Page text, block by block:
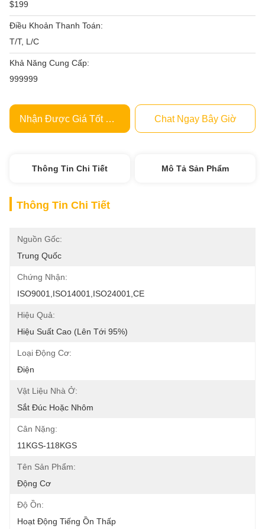
$199
Điều Khoản Thanh Toán:
T/T, L/C
Khả Năng Cung Cấp:
999999
Nhận Được Giá Tốt Nhất Chat Ngay Bây Giờ
Thông Tin Chi Tiết Mô Tả Sản Phẩm
Thông Tin Chi Tiết
Nguồn Gốc:
Trung Quốc
Chứng Nhận:
ISO9001,ISO14001,ISO24001,CE
Hiệu Quả:
Hiệu Suất Cao (lên Tới 95%)
Loại Động Cơ:
Điện
Vật Liệu Nhà Ở:
Sắt Đúc Hoặc Nhôm
Cân Nặng:
11KGS-118KGS
Tên Sản Phẩm:
Động Cơ
Độ Ồn:
Hoạt Động Tiếng Ồn Thấp